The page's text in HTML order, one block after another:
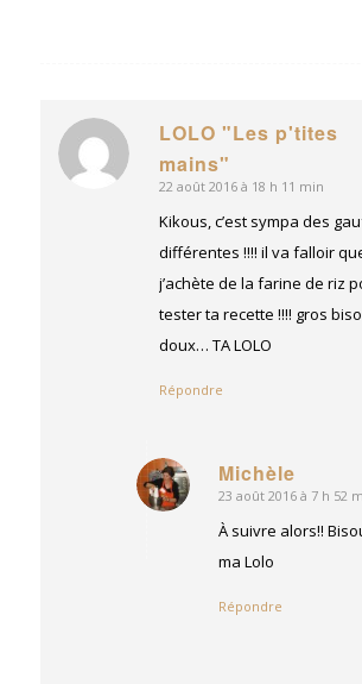
LOLO "Les p'tites
mains"
dit
:
22 août 2016 à 18 h 11 min
Kikous, c’est sympa des
différentes !!!! il va falloir
j’achète de la farine de riz
tester ta recette !!!! gros
doux… TA LOLO
Répondre
Michèle
dit
23 août 2016 à 7 h 52
À suivre alors!!
ma Lolo
Répondre